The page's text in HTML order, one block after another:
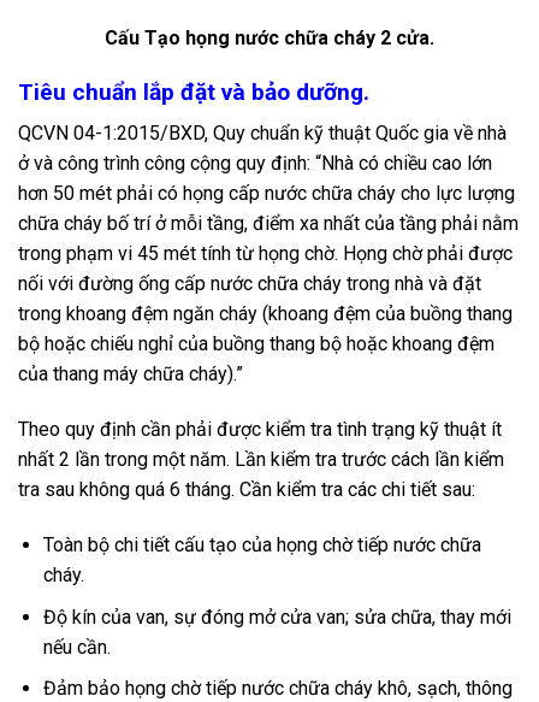
Cấu Tạo họng nước chữa cháy 2 cửa.
Tiêu chuẩn lắp đặt và bảo dưỡng.
QCVN 04-1:2015/BXD, Quy chuẩn kỹ thuật Quốc gia về nhà
ở và công trình công cộng quy định: “Nhà có chiều cao lớn
hơn 50 mét phải có họng cấp nước chữa cháy cho lực lượng
chữa cháy bố trí ở mỗi tầng, điểm xa nhất của tầng phải nằm
trong phạm vi 45 mét tính từ họng chờ. Họng chờ phải được
nối với đường ống cấp nước chữa cháy trong nhà và đặt
trong khoang đệm ngăn cháy (khoang đệm của buồng thang
bộ hoặc chiếu nghỉ của buồng thang bộ hoặc khoang đệm
của thang máy chữa cháy).”
Theo quy định cần phải được kiểm tra tình trạng kỹ thuật ít
nhất 2 lần trong một năm. Lần kiểm tra trước cách lần kiểm
tra sau không quá 6 tháng. Cần kiểm tra các chi tiết sau:
Toàn bộ chi tiết cấu tạo của họng chờ tiếp nước chữa
cháy.
Độ kín của van, sự đóng mở cửa van; sửa chữa, thay mới
nếu cần.
Đảm bảo họng chờ tiếp nước chữa cháy khô, sạch, thông